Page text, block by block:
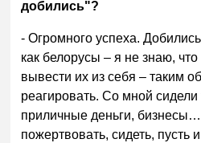
добились"?
- Огромного успеха.
как белорусы – я не знаю,
вывести их из себя – таким
реагировать. Со мной сидели
приличные деньги,
пожертвовать, сидеть, пусть